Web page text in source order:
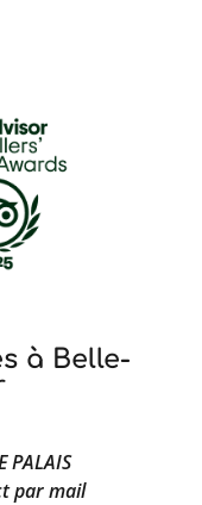
à Belle-
PALAIS
par mail